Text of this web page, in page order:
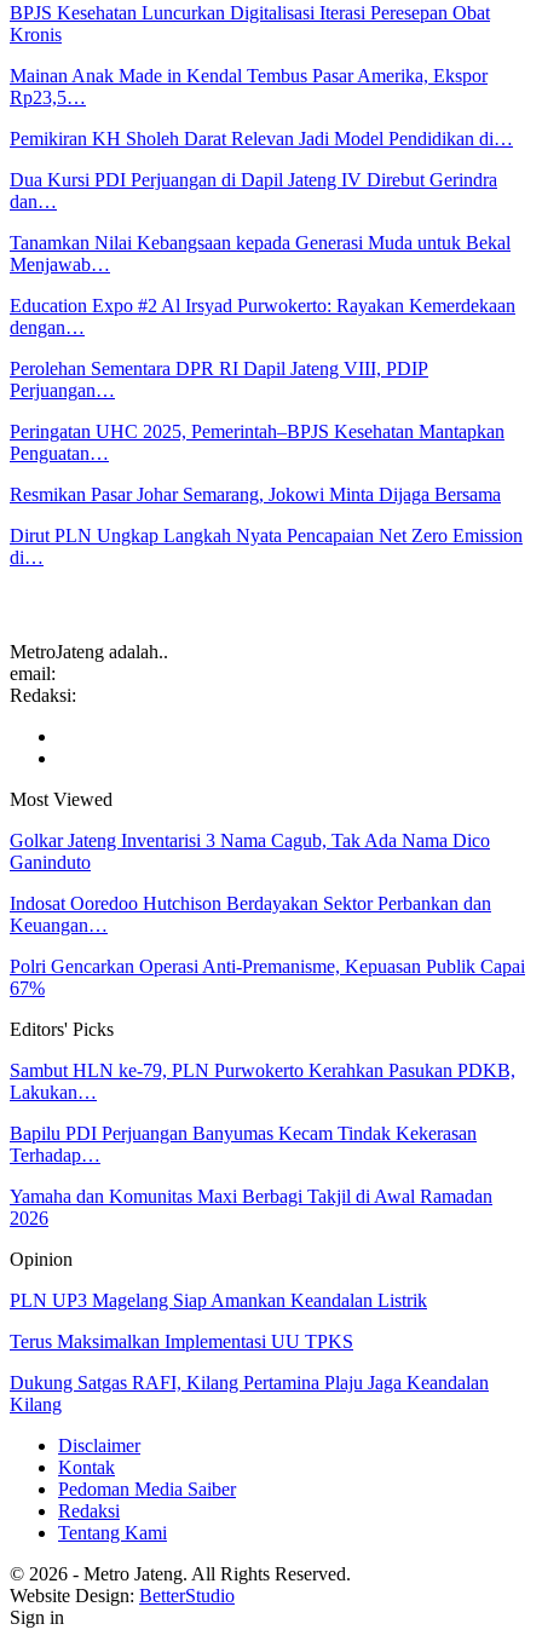
BPJS Kesehatan Luncurkan Digitalisasi Iterasi Peresepan Obat
Kronis
Mainan Anak Made in Kendal Tembus Pasar Amerika, Ekspor
Rp23,5…
Pemikiran KH Sholeh Darat Relevan Jadi Model Pendidikan di…
Dua Kursi PDI Perjuangan di Dapil Jateng IV Direbut Gerindra
dan…
Tanamkan Nilai Kebangsaan kepada Generasi Muda untuk Bekal
Menjawab…
Education Expo #2 Al Irsyad Purwokerto: Rayakan Kemerdekaan
dengan…
Perolehan Sementara DPR RI Dapil Jateng VIII, PDIP
Perjuangan…
Peringatan UHC 2025, Pemerintah–BPJS Kesehatan Mantapkan
Penguatan…
Resmikan Pasar Johar Semarang, Jokowi Minta Dijaga Bersama
Dirut PLN Ungkap Langkah Nyata Pencapaian Net Zero Emission
di…
MetroJateng adalah..
email:
Redaksi:
Most Viewed
Golkar Jateng Inventarisi 3 Nama Cagub, Tak Ada Nama Dico
Ganinduto
Indosat Ooredoo Hutchison Berdayakan Sektor Perbankan dan
Keuangan…
Polri Gencarkan Operasi Anti-Premanisme, Kepuasan Publik Capai
67%
Editors' Picks
Sambut HLN ke-79, PLN Purwokerto Kerahkan Pasukan PDKB,
Lakukan…
Bapilu PDI Perjuangan Banyumas Kecam Tindak Kekerasan
Terhadap…
Yamaha dan Komunitas Maxi Berbagi Takjil di Awal Ramadan
2026
Opinion
PLN UP3 Magelang Siap Amankan Keandalan Listrik
Terus Maksimalkan Implementasi UU TPKS
Dukung Satgas RAFI, Kilang Pertamina Plaju Jaga Keandalan
Kilang
Disclaimer
Kontak
Pedoman Media Saiber
Redaksi
Tentang Kami
© 2026 - Metro Jateng. All Rights Reserved.
Website Design: BetterStudio
Sign in